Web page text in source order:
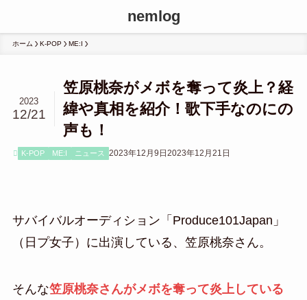
nemlog
ホーム K-POP ME:I
笠原桃奈がメボを奪って炎上？経
緯や真相を紹介！歌下手なのにの
声も！
2023
12/21
K-POP ME:I ニュース 2023年12月9日 2023年12月21日
サバイバルオーディション「Produce101Japan」
（日プ女子）に出演している、笠原桃奈さん。
そんな笠原桃奈さんがメボを奪って炎上している